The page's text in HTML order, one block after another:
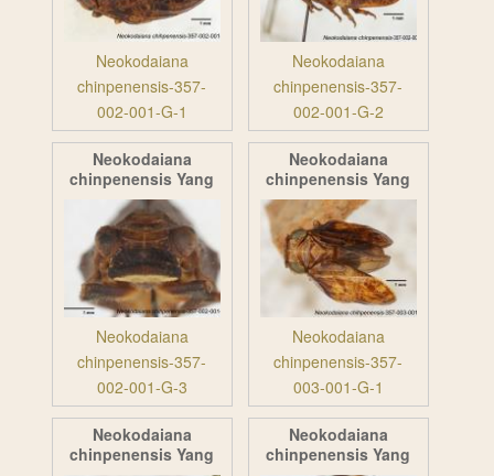
Neokodaiana
chinpenensis-357-
002-001-G-1
Neokodaiana
chinpenensis-357-
002-001-G-2
Neokodaiana
chinpenensis Yang
Neokodaiana
chinpenensis-357-
002-001-G-3
Neokodaiana
chinpenensis Yang
Neokodaiana
chinpenensis-357-
003-001-G-1
Neokodaiana
chinpenensis Yang
Neokodaiana
chinpenensis Yang